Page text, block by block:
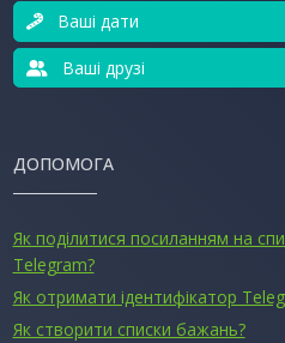
Ваші дати
Ваші друзі
ДОПОМОГА
Як поділитися посиланням на
Telegram?
Як отримати ідентифікатор
Як створити списки бажань?